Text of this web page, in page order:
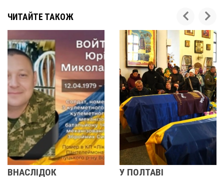
ЧИТАЙТЕ ТАКОЖ